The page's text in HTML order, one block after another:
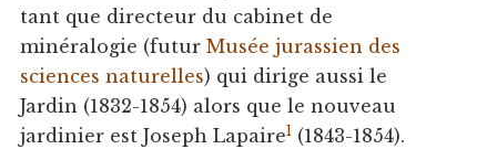
tant que directeur du cabinet de
minéralogie (futur Musée jurassien des
sciences naturelles) qui dirige aussi le
Jardin (1832-1854) alors que le nouveau
jardinier est Joseph Lapaire1(1843-1854).